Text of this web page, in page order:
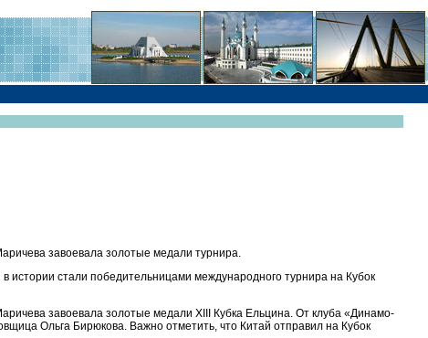
завоевала золотые медали турнира.
стали победительницами международного турнира на Кубок
завоевала золотые медали XIII Кубка Ельцина. От клуба «Динамо-
Ольга Бирюкова. Важно отметить, что Китай отправил на Кубок